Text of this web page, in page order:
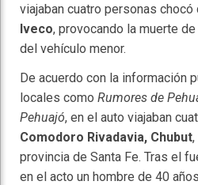
viajaban cuatro personas chocó
Iveco, provocando la muerte
del vehículo menor.
De acuerdo con la información
locales como Rumores de
Pehuajó, en el auto viajaban
Comodoro Rivadavia, Chubut
provincia de Santa Fe. Tras el
en el acto un hombre de 40